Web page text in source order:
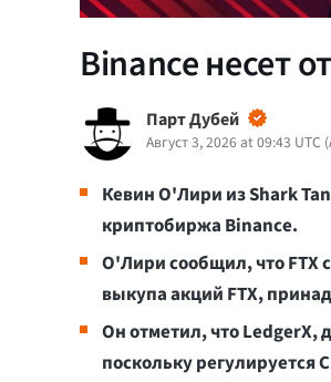
Binance несет
Парт Дубей
Август 3, 2026 at 09:43 UTC (
Кевин О'Лири из Shark
криптобиржа Binance.
О'Лири сообщил, что FTX
выкупа акций FTX,
Он отметил, что LedgerX,
поскольку регулируется